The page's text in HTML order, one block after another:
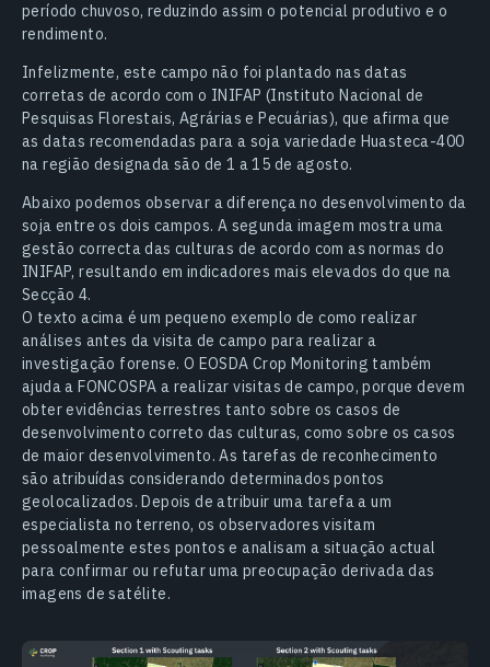
período chuvoso, reduzindo assim o potencial produtivo e o
rendimento.
Infelizmente, este campo não foi plantado nas datas
corretas de acordo com o INIFAP (Instituto Nacional de
Pesquisas Florestais, Agrárias e Pecuárias), que afirma que
as datas recomendadas para a soja variedade Huasteca-400
na região designada são de 1 a 15 de agosto.
Abaixo podemos observar a diferença no desenvolvimento da
soja entre os dois campos. A segunda imagem mostra uma
gestão correcta das culturas de acordo com as normas do
INIFAP, resultando em indicadores mais elevados do que na
Secção 4.
O texto acima é um pequeno exemplo de como realizar
análises antes da visita de campo para realizar a
investigação forense. O EOSDA Crop Monitoring também
ajuda a FONCOSPA a realizar visitas de campo, porque devem
obter evidências terrestres tanto sobre os casos de
desenvolvimento correto das culturas, como sobre os casos
de maior desenvolvimento. As tarefas de reconhecimento
são atribuídas considerando determinados pontos
geolocalizados. Depois de atribuir uma tarefa a um
especialista no terreno, os observadores visitam
pessoalmente estes pontos e analisam a situação actual
para confirmar ou refutar uma preocupação derivada das
imagens de satélite.